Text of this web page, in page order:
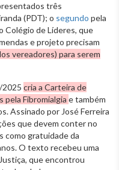
três
(PDT); o segundo pela
Colégio de Líderes, que
e projeto precisam
vereadores) para serem
2025 cria a Carteira de
pela Fibromialgia e também
Assinado por José Ferreira
que devem conter no
como gratuidade da
O texto recebeu uma
que encontrou